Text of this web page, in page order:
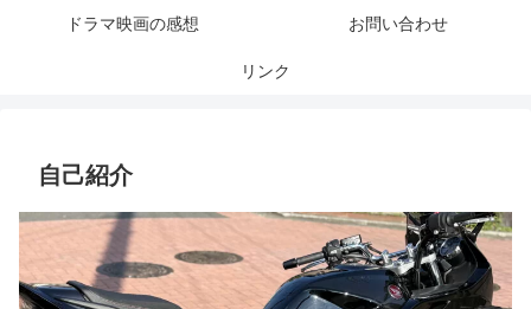
ドラマ映画の感想 お問い合わせ
リンク
自己紹介